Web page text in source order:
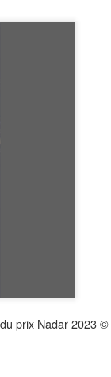
prix Nadar 2023 ©
en